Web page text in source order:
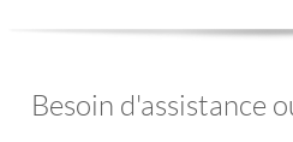
Besoin d'assistance